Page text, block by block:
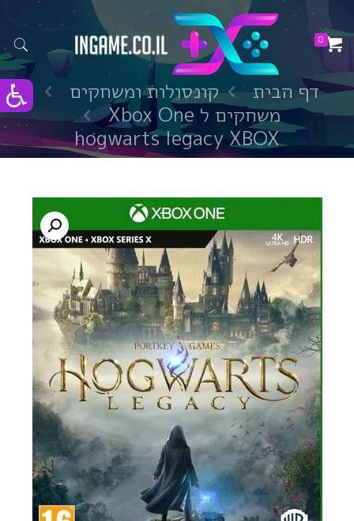
0
דף הבית
קונסולות ומשחקים
משחקים ל Xbox One
hogwarts legacy XBOX